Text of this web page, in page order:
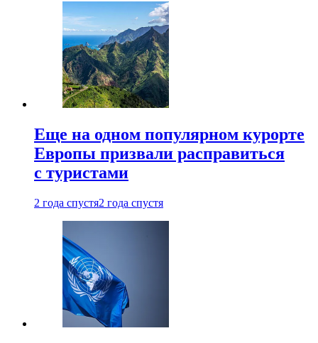
Еще на одном популярном курорте
Европы призвали расправиться
с туристами
2 года спустя2 года спустя